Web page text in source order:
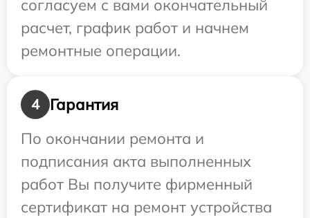
согласуем с вами окончательный
расчет, график работ и начнем
ремонтные операции.
4
Гарантия
По окончании ремонта и
подписания акта выполненных
работ Вы получите фирменный
сертификат на ремонт устройства